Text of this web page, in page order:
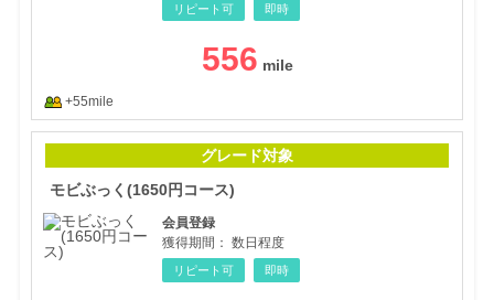
リピート可 即時
556
+55mile
グレード対象
モビぶっく(1650円コース)
会員登録
獲得期間： 数日程度
リピート可 即時